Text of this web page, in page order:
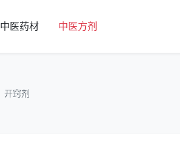
中医药材 中医方剂
开窍剂